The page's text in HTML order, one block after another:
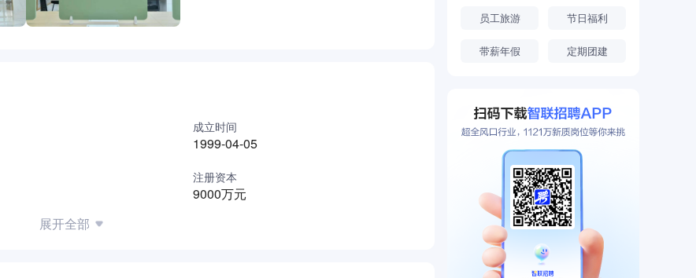
成立时间
1999-04-05
注册资本
9000万元
展开全部
员工旅游 节日福利
带薪年假 定期团建